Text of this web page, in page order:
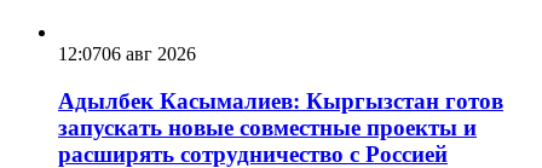
12:0706 авг 2026
Адылбек Касымалиев: Кыргызстан готов
запускать новые совместные проекты и
расширять сотрудничество с Россией